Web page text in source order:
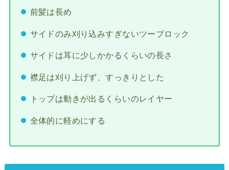
前髪は長め
サイドのみ刈り込みすぎないツーブロック
サイドは耳に少しかかるくらいの長さ
襟足は刈り上げず、すっきりとした
トップは動きが出るくらいのレイヤー
全体的に軽めにする